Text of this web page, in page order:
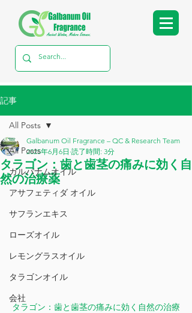
記事
All Posts
ガルバナムオイル
アサフェティダ オイル
サフランエキス
ローズオイル
レモングラスオイル
タラゴンオイル
会社
All Posts
タラゴン：歯と歯茎の痛みに効く自
然の治療薬
Galbanum Oil Fragrance – QC & Research Team
2025年6月6日 読了時間: 3分
タラゴン：歯と歯茎の痛みに効く自然の治療